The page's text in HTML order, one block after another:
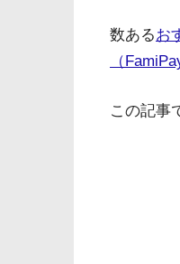
数あるお
（
この記事